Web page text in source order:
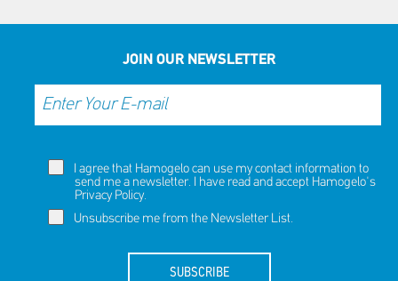
JOIN OUR NEWSLETTER
I agree that Hamogelo can use my contact information to
send me a newsletter. I have read and accept Hamogelo's
Privacy Policy.
Unsubscribe me from the Newsletter List.
SUBSCRIBE